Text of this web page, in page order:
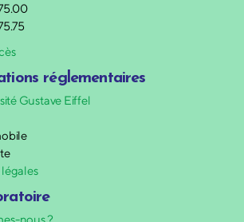
réglementaires
Gustave Eiffel
nous ?